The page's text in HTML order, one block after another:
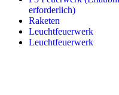
erforderlich)
Raketen
Leuchtfeuerwerk
Leuchtfeuerwerk